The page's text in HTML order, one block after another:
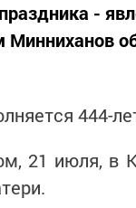
-
Минниханов
444-
21 июля, в